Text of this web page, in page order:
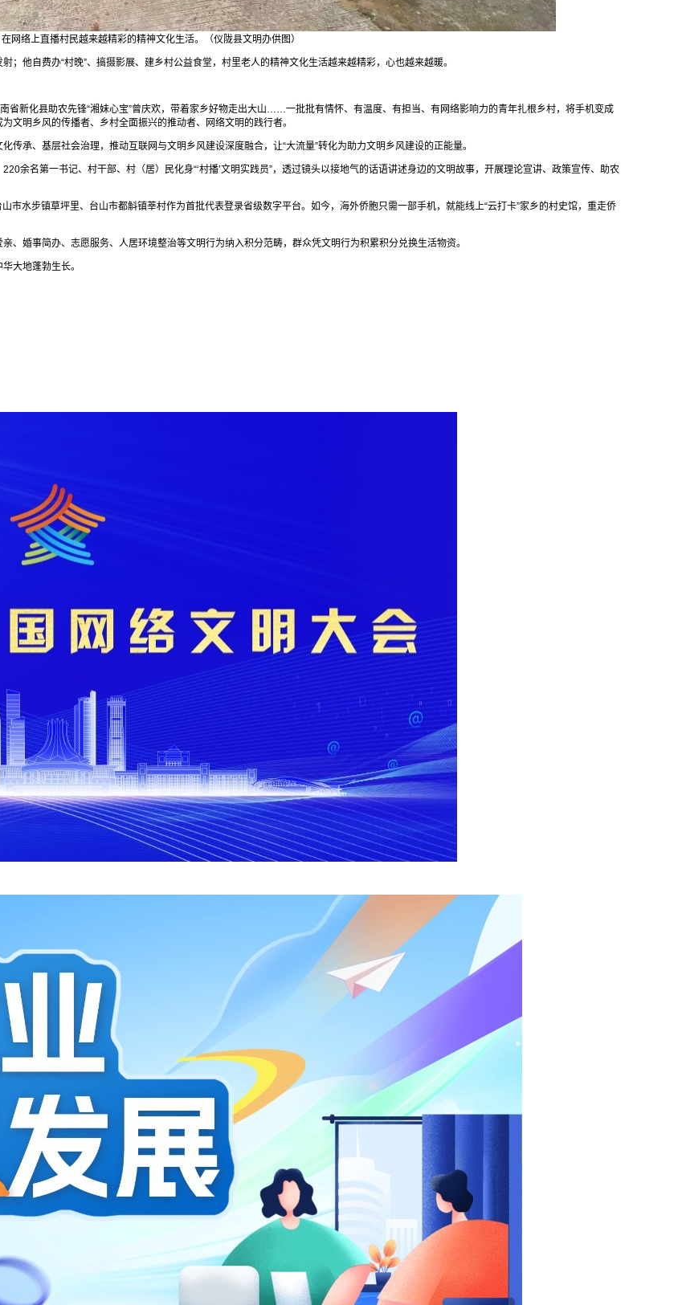
网络上直播村民越来越精彩的精神文化生活。（仪陇县文明办供图）
他自费办“村晚”、搞摄影展、建乡村公益食堂，村里老人的精神文化生活越来越精彩，心也越来越暖。
省新化县助农先锋“湘妹心宝”曾庆欢，带着家乡好物走出大山……一批批有情怀、有温度、有担当、有网络影响力的青年扎根乡村，将手机变成
文明乡风的传播者、乡村全面振兴的推动者、网络文明的践行者。
承、基层社会治理，推动互联网与文明乡风建设深度融合，让“大流量”转化为助力文明乡风建设的正能量。
余名第一书记、村干部、村（居）民化身“‘村播’文明实践员”，透过镜头以接地气的话语讲述身边的文明故事，开展理论宣讲、政策宣传、助农
市水步镇草坪里、台山市都斛镇莘村作为首批代表登录省级数字平台。如今，海外侨胞只需一部手机，就能线上“云打卡”家乡的村史馆，重走侨
、婚事简办、志愿服务、人居环境整治等文明行为纳入积分范畴，群众凭文明行为积累积分兑换生活物资。
大地蓬勃生长。